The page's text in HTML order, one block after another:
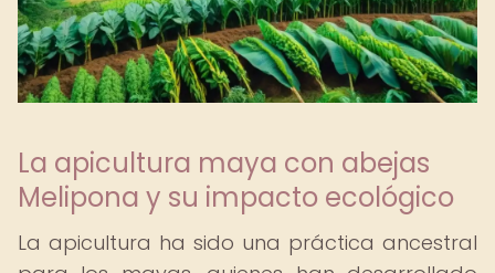
La apicultura maya con abejas
Melipona y su impacto ecológico
La apicultura ha sido una práctica ancestral